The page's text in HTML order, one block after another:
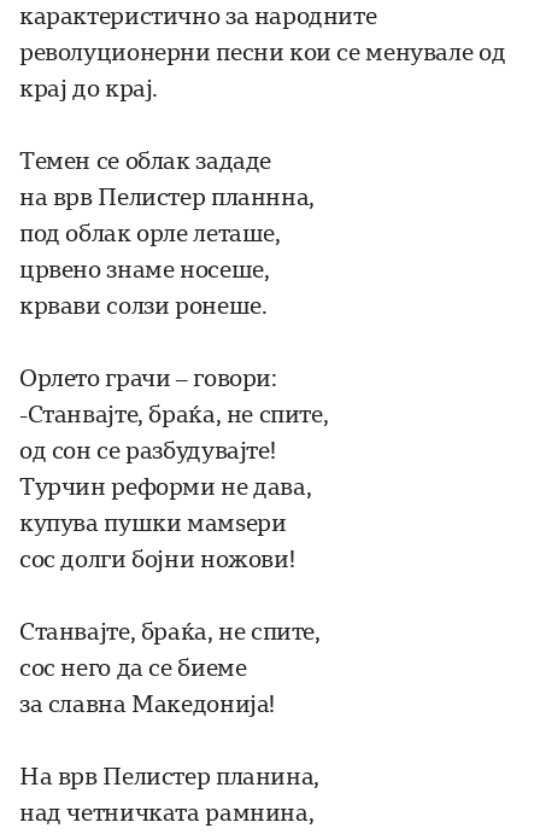
карактеристично за народните
револуционерни песни кои се менувале од
крај до крај.
Темен се облак зададе
на врв Пелистер планнна,
под облак орле леташе,
црвено знаме носеше,
крвави солзи ронеше.
Орлето грачи – говори:
-Станвајте, браќа, не спите,
од сон се разбудувајте!
Турчин реформи не дава,
купува пушки мамѕери
сос долги бојни ножови!
Станвајте, браќа, не спите,
сос него да се биеме
за славна Македонија!
На врв Пелистер планина,
над четничката рамнина,